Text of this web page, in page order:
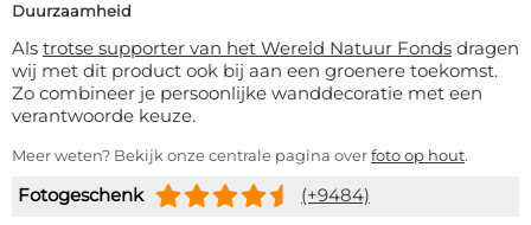
Duurzaamheid
Als trotse supporter van het Wereld Natuur Fonds dragen
wij met dit product ook bij aan een groenere toekomst.
Zo combineer je persoonlijke wanddecoratie met een
verantwoorde keuze.
Meer weten? Bekijk onze centrale pagina overfoto op hout.
Fotogeschenk (+9484)